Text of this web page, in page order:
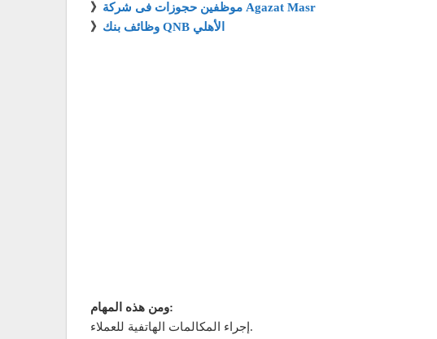
》
موظفين حجوزات فى شركة Agazat Masr
》
وظائف بنك QNB الأهلي
ومن هذه المهام:
إجراء المكالمات الهاتفية للعملاء.